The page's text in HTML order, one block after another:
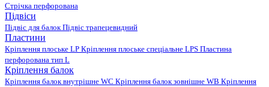
Стрічка перфорована
Підвіси
Підвіс для балокПідвіс трапецевидний
Пластини
Кріплення плоське LP Кріплення плоське спеціальне LPS Пластина
перфорована тип L
Кріплення балок
Кріплення балок внутрішне WC Кріплення балок зовнішне WB Кріплення